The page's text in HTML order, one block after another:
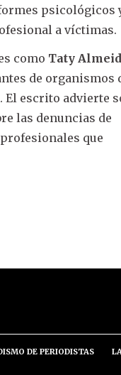
psicológicos
a víctimas.
como Taty
de organismos
El escrito advierte
las denuncias de
que
DE PERIODISTAS